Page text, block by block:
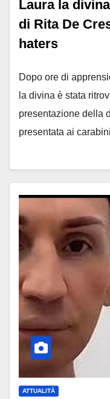
Laura la
di Rita De
haters
Dopo ore di
la divina è stata
presentazione della
presentata ai
ATTUALITÀ